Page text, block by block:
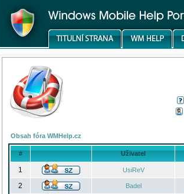
Obsah fóra WMHelp.cz
# Uživatel
1 UsiReV
2
Badel